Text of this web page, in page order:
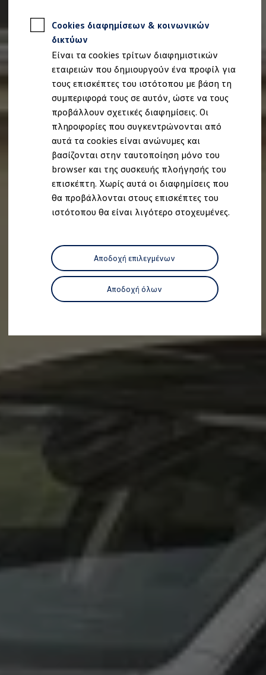
Cookies διαφημίσεων & κοινωνικών
δικτύων
Είναι τα cookies τρίτων διαφημιστικών
εταιρειών που δημιουργούν ένα προφίλ για
τους επισκέπτες του ιστότοπου με βάση τη
συμπεριφορά τους σε αυτόν, ώστε να τους
προβάλλουν σχετικές διαφημίσεις. Οι
πληροφορίες που συγκεντρώνονται από
αυτά τα cookies είναι ανώνυμες και
βασίζονται στην ταυτοποίηση μόνο του
browser και της συσκευής πλοήγησής του
επισκέπτη. Χωρίς αυτά οι διαφημίσεις που
θα προβάλλονται στους επισκέπτες του
ιστότοπου θα είναι λιγότερο στοχευμένες.
Αποδοχή επιλεγμένων
Αποδοχή όλων
Εφαρμογές Volkswagen, σύνδεση και
Σύνδεση κινητού τηλεφώνου και οχήματος
We Charge - Υπηρεσία Φόρτισης
Πληροφορίες Πελάτη
Ανακύκλωση & Επιστροφή
Ανακλήσεις ασφαλείας και Τεχνικά μέτρα
Προειδοποιητικές και ενδεικτικές λυχνίες
Eνημερώσεις λογισμικού
Digital Manual - Ψηφιακό εγχειρίδιο
XTL diesel fuel
Υπηρεσίες Volkswagen
Υπηρεσίες Volkswagen Click@Service
Pick Up & Delivery
Φροντίδα Clean Plus
Επαγγελματικά Οχήματα Volkswagen
Συντήρηση & Επισκευή Επαγγελματικών
Σημαντικές πληροφορίες
Εγγύηση Επαγγελματικών Volkswagen
Εξουσιοδοτημένο Δίκτυο Volkswagen
Αστυπάλαια: Κίνητρα Επιδότησης
Volkswagen Bulli - 75 Χρόνια Κληρονομιάς
Bulli magazine
VW Bus History